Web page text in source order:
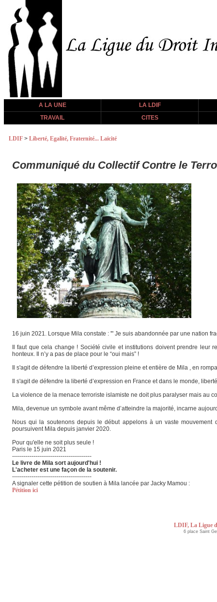
A LA UNE
LA LDIF
TRAVAIL
CITES
LDIF > Liberté, Egalité, Fraternité... Laïcité
Communiqué du Collectif Contre le
16 juin 2021. Lorsque Mila constate : '" Je suis abandonnée par une nation
Il faut que cela change ! Société civile et institutions doivent prendre
honteux. Il n’y a pas de place pour le “oui mais” !
Il s'agit de défendre la liberté d’expression pleine et entière de Mila , en
Il s'agit de défendre la liberté d’expression en France et dans le monde,
La violence de la menace terroriste islamiste ne doit plus paralyser mais au
Mila, devenue un symbole avant même d’atteindre la majorité, incarne
Nous qui la soutenons depuis le début appelons à un vaste
poursuivent Mila depuis janvier 2020.
Pour qu'elle ne soit plus seule !
Paris le 15 juin 2021
-----------------------------------------
Le livre de Mila sort aujourd'hui !
L'acheter est une façon de la soutenir.
-----------------------------------------
A signaler cette pétition de soutien à Mila lancée par Jacky Mamou :
Pétition ici
LDIF, La Ligue
6 place Saint